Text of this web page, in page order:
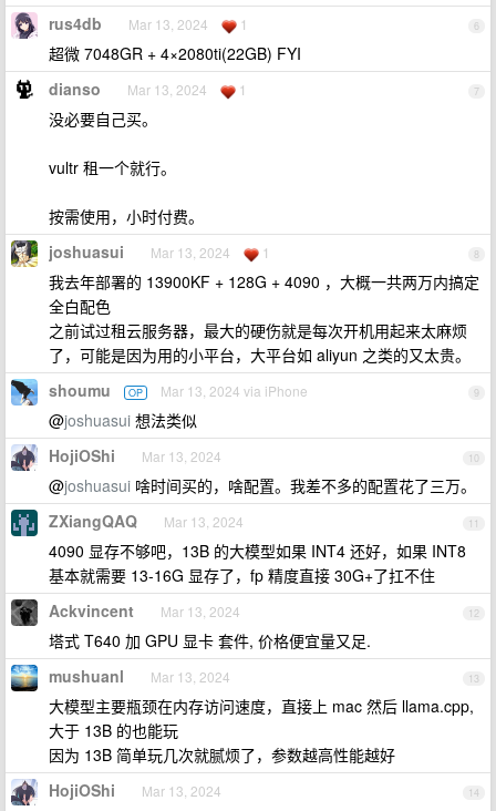
6
rus4db Mar 13, 2024 1
超微 7048GR + 4×2080ti(22GB) FYI
7
dianso Mar 13, 2024 1
没必要自己买。
vultr 租一个就行。
按需使用，小时付费。
8
joshuasui Mar 13, 2024 1
我去年部署的 13900KF + 128G + 4090 ，大概一共两万内搞定
全白配色
之前试过租云服务器，最大的硬伤就是每次开机用起来太麻烦
了，可能是因为用的小平台，大平台如 aliyun 之类的又太贵。
9
shoumu OP Mar 13, 2024 via iPhone
@joshuasui 想法类似
10
HojiOShi Mar 13, 2024
@joshuasui 啥时间买的，啥配置。我差不多的配置花了三万。
11
ZXiangQAQ Mar 13, 2024
4090 显存不够吧，13B 的大模型如果 INT4 还好，如果 INT8
基本就需要 13-16G 显存了，fp 精度直接 30G+了扛不住
12
Ackvincent Mar 13, 2024
塔式 T640 加 GPU 显卡 套件, 价格便宜量又足.
13
mushuanl Mar 13, 2024
大模型主要瓶颈在内存访问速度，直接上 mac 然后 llama.cpp,
大于 13B 的也能玩
因为 13B 简单玩几次就腻烦了，参数越高性能越好
14
HojiOShi Mar 13, 2024